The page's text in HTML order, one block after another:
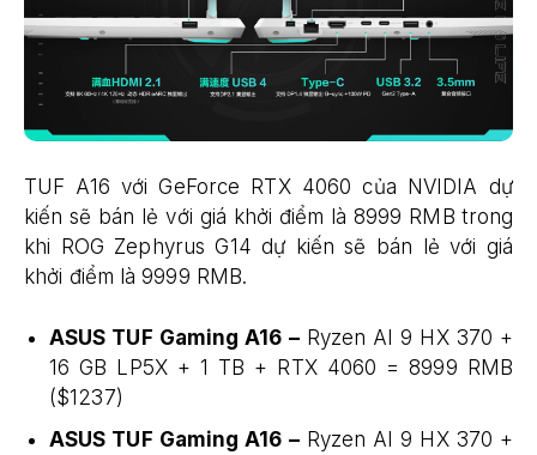
TUF A16 với GeForce RTX 4060 của NVIDIA dự
kiến ​​​​sẽ bán lẻ với giá khởi điểm là 8999 RMB trong
khi ROG Zephyrus G14 dự kiến ​​​​sẽ bán lẻ với giá
khởi điểm là 9999 RMB.
ASUS TUF Gaming A16 –Ryzen AI 9 HX 370 +
16 GB LP5X + 1 TB + RTX 4060 = 8999 RMB
($1237)
ASUS TUF Gaming A16 –Ryzen AI 9 HX 370 +